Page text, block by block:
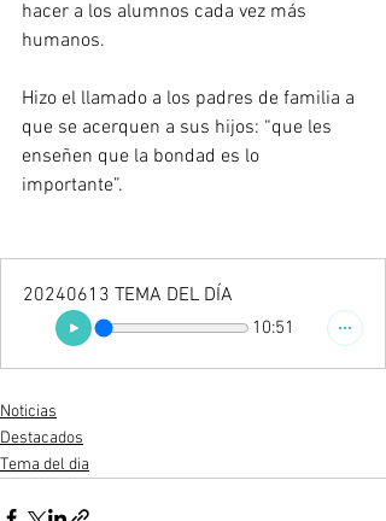
hacer a los alumnos cada vez más
humanos.
Hizo el llamado a los padres de familia a
que se acerquen a sus hijos: “que les
enseñen que la bondad es lo
importante”.
20240613 TEMA DEL DÍA
10:51
Noticias
Destacados
Tema del dia